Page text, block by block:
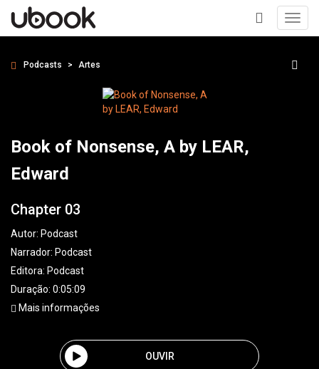
+
Podcasts Artes
Book of Nonsense, A by LEAR,
Edward
Chapter 03
Autor: Podcast
Narrador: Podcast
Editora: Podcast
Duração: 0:05:09
Mais informações
OUVIR